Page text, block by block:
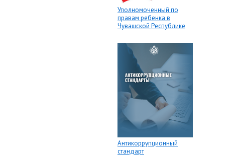
Уполномоченный по
правам ребенка в
Чувашской Республике
Антикоррупционный
стандарт